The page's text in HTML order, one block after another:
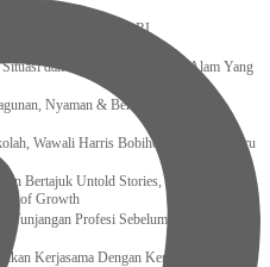
Bersama BPK RI
dan Penanganan Bencana Alam Yang
Nyaman & Bersih di Kunjungi
Wawali Harris Bobihoe : Tonggak Baru
Bertajuk Untold Stories, Irene Umar :
of Growth
Tunjangan Profesi Sebelum Lebaran
Kerjasama Dengan Kemenbud